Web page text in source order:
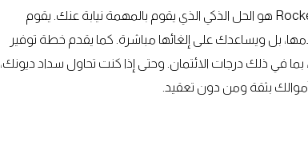
إذا كنت تتجنب التعامل مع الجداول والمحاسبة، فإن Rocket Money هو الحل الذكي الذي يقوم بالمهمة نيابة عنك. يقوم
بل ويساعدك على إلغائها مباشرة. كما يقدم خطة توفير
في ذلك درجات الائتمان. وحتى إذا كنت تحاول سداد ديونك،
بثقة ومن دون تعقيد.